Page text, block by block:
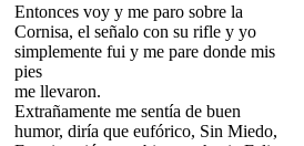
Entonces voy y me paro sobre la
Cornisa, el señalo con su rifle y yo
simplemente fui y me pare donde mis
pies
me llevaron.
Extrañamente me sentía de buen
humor, diría que eufórico, Sin Miedo,